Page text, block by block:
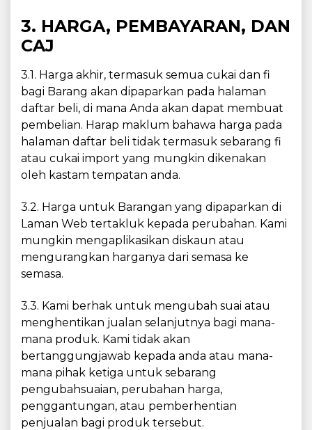
3. HARGA, PEMBAYARAN, DAN
CAJ
3.1. Harga akhir, termasuk semua cukai dan fi
bagi Barang akan dipaparkan pada halaman
daftar beli, di mana Anda akan dapat membuat
pembelian. Harap maklum bahawa harga pada
halaman daftar beli tidak termasuk sebarang fi
atau cukai import yang mungkin dikenakan
oleh kastam tempatan anda.
3.2. Harga untuk Barangan yang dipaparkan di
Laman Web tertakluk kepada perubahan. Kami
mungkin mengaplikasikan diskaun atau
mengurangkan harganya dari semasa ke
semasa.
3.3. Kami berhak untuk mengubah suai atau
menghentikan jualan selanjutnya bagi mana-
mana produk. Kami tidak akan
bertanggungjawab kepada anda atau mana-
mana pihak ketiga untuk sebarang
pengubahsuaian, perubahan harga,
penggantungan, atau pemberhentian
penjualan bagi produk tersebut.